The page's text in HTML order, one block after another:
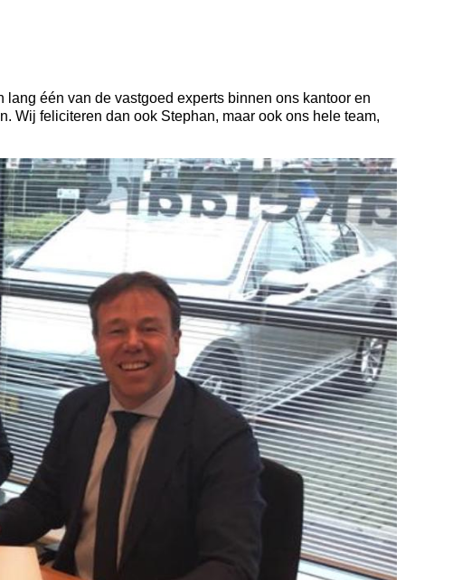
één van de vastgoed experts binnen ons kantoor en
Wij feliciteren dan ook Stephan, maar ook ons hele team,